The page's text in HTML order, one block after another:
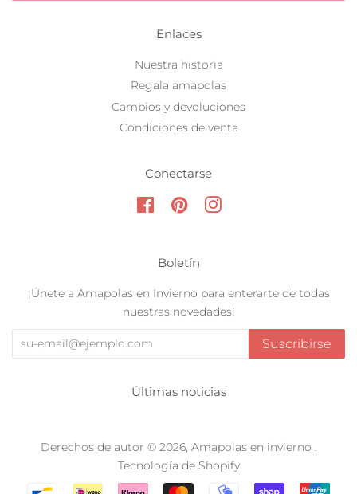
Enlaces
Nuestra historia
Regala amapolas
Cambios y devoluciones
Condiciones de venta
Conectarse
FacebookPinterestInstagram
Boletín
¡Únete a Amapolas en Invierno para enterarte de todas
nuestras novedades!
Suscribirse
Últimas noticias
Derechos de autor © 2026, Amapolas en invierno
Tecnología de Shopify